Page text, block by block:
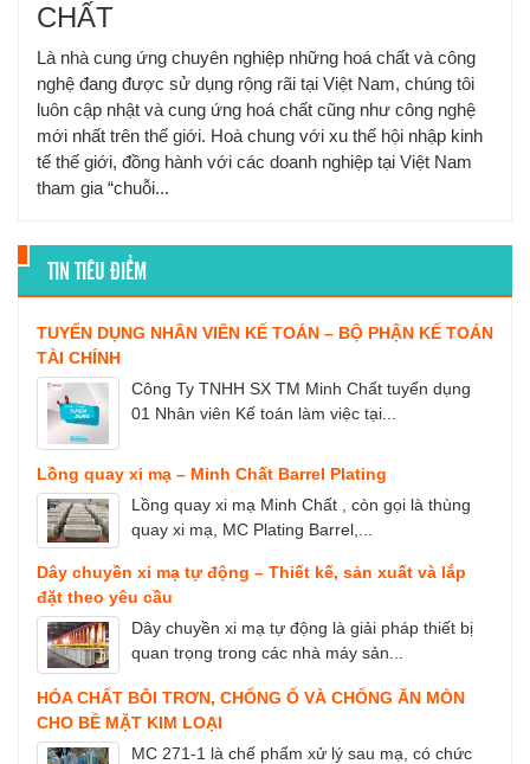
CHẤT
Là nhà cung ứng chuyên nghiệp những hoá chất và công
nghệ đang được sử dụng rộng rãi tại Việt Nam, chúng tôi
luôn cập nhật và cung ứng hoá chất cũng như công nghệ
mới nhất trên thế giới. Hoà chung với xu thế hội nhập kinh
tế thế giới, đồng hành với các doanh nghiệp tại Việt Nam
tham gia “chuỗi...
TIN TIÊU ĐIỂM
TUYỂN DỤNG NHÂN VIÊN KẾ TOÁN – BỘ PHẬN KẾ TOÁN
TÀI CHÍNH
Công Ty TNHH SX TM Minh Chất tuyển dụng
01 Nhân viên Kế toán làm việc tại...
Lồng quay xi mạ – Minh Chất Barrel Plating
Lồng quay xi mạ Minh Chất , còn gọi là thùng
quay xi mạ, MC Plating Barrel,...
Dây chuyền xi mạ tự động – Thiết kế, sản xuất và lắp
đặt theo yêu cầu
Dây chuyền xi mạ tự động là giải pháp thiết bị
quan trọng trong các nhà máy sản...
HÓA CHẤT BÔI TRƠN, CHỐNG Ố VÀ CHỐNG ĂN MÒN
CHO BỀ MẶT KIM LOẠI
MC 271-1 là chế phẩm xử lý sau mạ, có chức